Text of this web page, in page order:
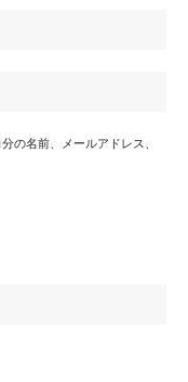
の名前、メールアドレス、